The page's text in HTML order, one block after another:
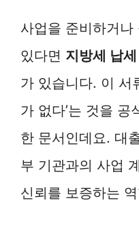
사업을 준비하거나
있다면 지방세 납
가 있습니다. 이 서
가 없다’는 것을 공
한 문서인데요. 대
부 기관과의 사업
신뢰를 보증하는